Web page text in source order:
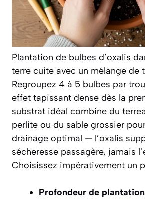
Plantation de bulbes d’oxalis
terre cuite avec un mélange de
Regroupez 4 à 5 bulbes par
effet tapissant dense dès la
substrat idéal combine du
perlite ou du sable grossier
drainage optimal — l’oxalis
sécheresse passagère, jamais
Choisissez impérativement un
Profondeur de